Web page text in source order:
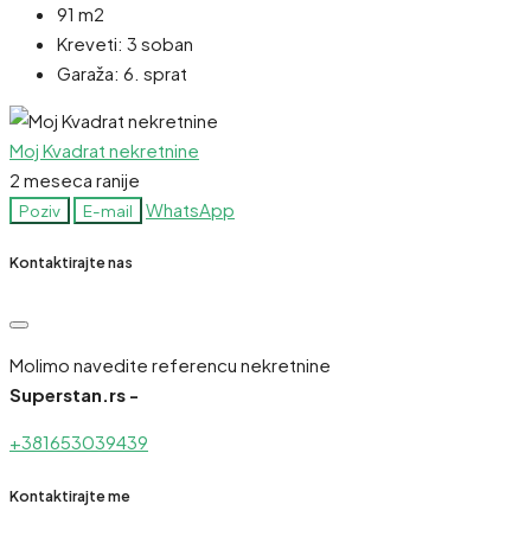
91 m2
Kreveti: 3 soban
Garaža: 6. sprat
Moj Kvadrat nekretnine
2 meseca ranije
Poziv E-mail WhatsApp
Kontaktirajte nas
Molimo navedite referencu nekretnine
Superstan.rs -
+381653039439
Kontaktirajte me